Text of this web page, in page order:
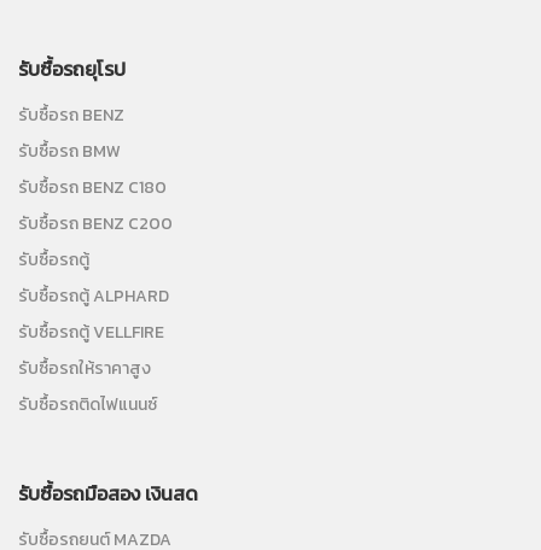
รับซื้อรถยุโรป
รับซื้อรถ BENZ
รับซื้อรถ BMW
รับซื้อรถ BENZ C180
รับซื้อรถ BENZ C200
รับซื้อรถตู้
รับซื้อรถตู้ ALPHARD
รับซื้อรถตู้ VELLFIRE
รับซื้อรถให้ราคาสูง
รับซื้อรถติดไฟแนนซ์
รับซื้อรถมือสอง เงินสด
รับซื้อรถยนต์ MAZDA